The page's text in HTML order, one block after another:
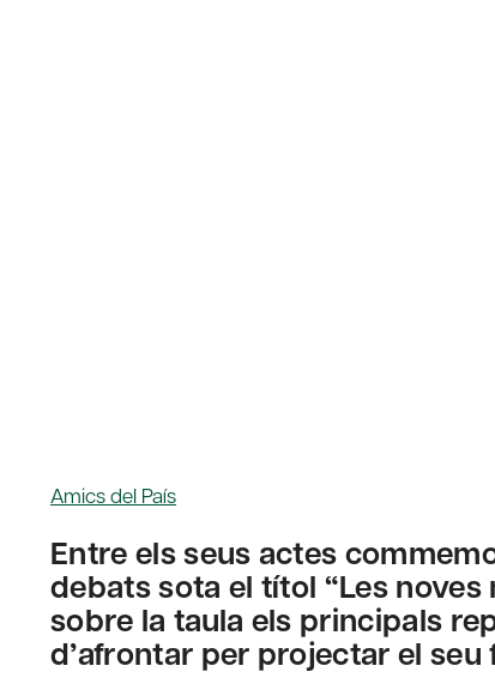
Amics del País
Entre els seus actes
debats sota el títol “Les
sobre la taula els principals
d’afrontar per projectar el seu